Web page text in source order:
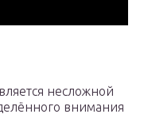
несложной
внимания